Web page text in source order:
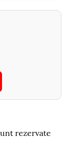
rezervate